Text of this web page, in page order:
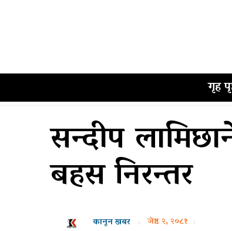
गृह
सन्दीप
बहस निरन्तर
कानून खबर जेष्ठ २, २०८१